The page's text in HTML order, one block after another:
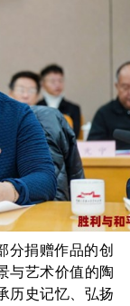
分捐赠作品的创
与艺术价值的陶
历史记忆、弘扬